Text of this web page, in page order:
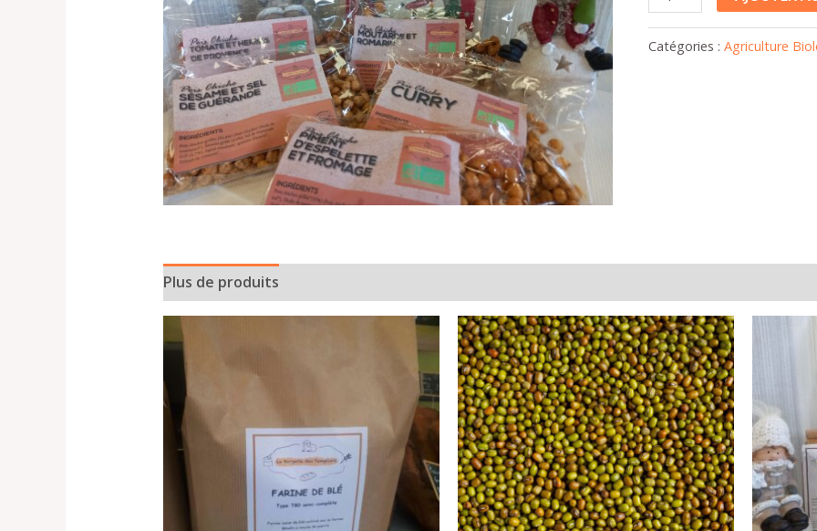
90g
Catégories :Agriculture
Plus de produits